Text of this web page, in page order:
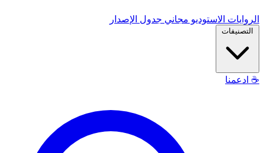
الروايات الاستوديو مجاني جدول الإصدار
التصنيفات
☕ ادعمنا